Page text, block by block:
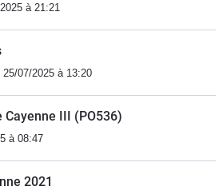
à 21:21
25/07/2025 à 13:20
Cayenne III (PO536)
à 08:47
2021